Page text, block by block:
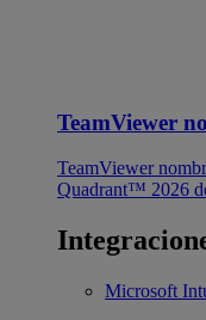
TeamViewer
TeamViewer
Quadrant™ 2026
Microsoft